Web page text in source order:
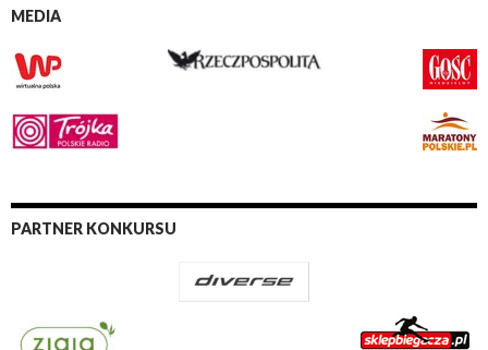
MEDIA
PARTNER KONKURSU